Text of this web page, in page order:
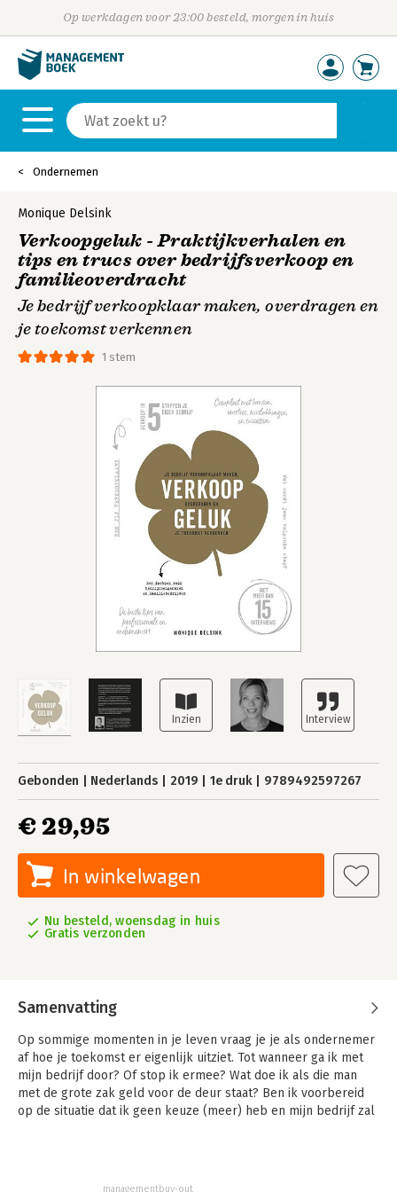
Op werkdagen voor 23:00 besteld, morgen in huis
Ondernemen
1 stem
Monique Delsink
Verkoopgeluk - Praktijkverhalen en
tips en trucs over bedrijfsverkoop en
familieoverdracht
Je bedrijf verkoopklaar maken, overdragen en
je toekomst verkennen
Gebonden Nederlands 2019 1e druk 9789492597267
€ 29,95
In winkelwagen
Nu besteld, woensdag in huis
Gratis verzonden
Samenvatting
Op sommige momenten in je leven vraag je je als ondernemer
af hoe je toekomst er eigenlijk uitziet. Tot wanneer ga ik met
mijn bedrijf door? Of stop ik ermee? Wat doe ik als die man
met de grote zak geld voor de deur staat? Ben ik voorbereid
op de situatie dat ik geen keuze (meer) heb en mijn bedrijf zal
managementbuy-out